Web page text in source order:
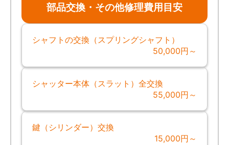
部品交換・その他修理費用目安
シャフトの交換（スプリングシャフト）
50,000円～
シャッター本体（スラット）全交換
55,000円～
鍵（シリンダー）交換
15,000円～